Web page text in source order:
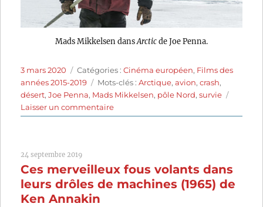
Mads Mikkelsen dansArcticde Joe Penna.
Publié
le
3 mars 2020 Catégories
Catégories :Cinéma européen, Films des
années 2015-2019
Étiquettes
Mots-clés :Arctique,avion,crash,
désert,Joe Penna, Mads Mikkelsen, pôle Nord,survie
Laisser un commentairesur
Arctic
Penna
24 septembre 2019
Ces merveilleux fous volants dans
leurs drôles de machines (1965) de
Ken Annakin